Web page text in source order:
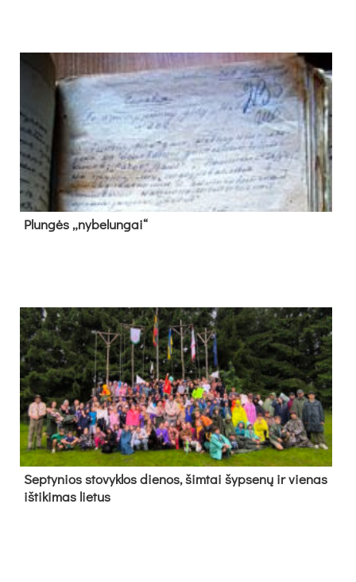
Plun­gės „ny­be­lun­gai“
Sep­ty­nios sto­vyk­los die­nos, šim­tai šyp­se­nų ir vie­nas
iš­ti­ki­mas lie­tus